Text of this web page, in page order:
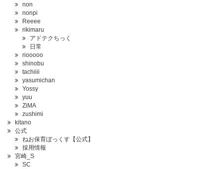
non
nonpi
Reeee
rikimaru
アドテクちっく
日常
riooooo
shinobu
tachiiii
yasumichan
Yossy
yuu
ZiMA
zushimi
kitano
公式
ねお保育ぼっくす【公式】
採用情報
宮崎_S
SC